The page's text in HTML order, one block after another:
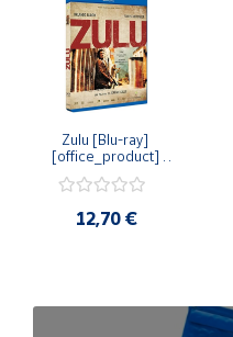
Zulu [Blu-ray]
[office_product]
12,70 €